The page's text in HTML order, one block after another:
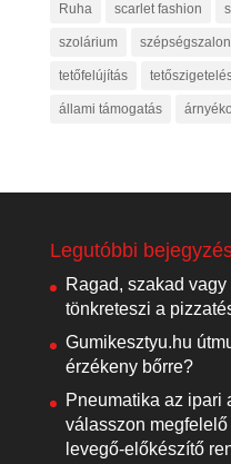
Ruha scarlet fashion
szolárium szépségszalon
tetőfelújítás
állami támogatás
Legutóbbi
Ragad, szakad
tönkreteszi a
Gumikesztyu.hu
érzékeny bőrre?
Pneumatika az ipari
válasszon
levegő-előkészítő